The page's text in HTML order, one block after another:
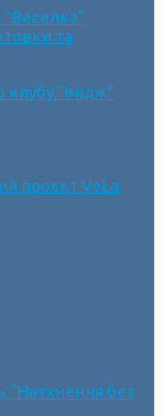
та
“Імідж”
проєкт VeLa
“Натхнення без